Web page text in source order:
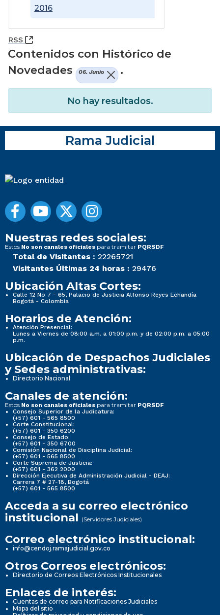
2016
RSS (Abre una nueva ventana)
Contenidos con Histórico de
Novedades
06. Junio .
No hay resultados.
Rama Judicial
Nuestras redes sociales:
Estos No son canales oficiales para tramitar PQRSDF
Total de Visitantes : 22265721
Visitantes Últimas 24 horas : 29476
Ubicación Altas Cortes:
Calle 12 No 7 - 65, Palacio de Justicia Alfonso Reyes Echandía
Bogotá - Colombia
Horarios de Atención:
Atención Presencial:
Lunes a Viernes de 08:00 a.m. a 01:00 p.m. y de 02:00 p.m. a 05:00
p.m.
Ubicación de Despachos Judiciales
y Sedes administrativas:
Directorio Nacional
Canales de atención:
Estos No son canales oficiales para tramitar PQRSDF
Consejo Superior de la Judicatura:
(+57) 601 - 565 8500
Corte Constitucional:
(+57) 601 - 350 6200
Consejo de Estado:
(+57) 601 - 350 6700
Comisión Nacional de Disciplina Judicial:
(+57) 601 - 565 8500
Corte Suprema de Justicia:
(+57) 601 - 362 2000
Dirección Ejecutiva de Administración Judicial - DEAJ:
Carrera 7 # 27-18, Bogotá
(+57) 601 - 565 8500
Acceda a su correo electrónico
institucional (Servidores Judiciales)
Correo electrónico institucional:
info@cendoj.ramajudicial.gov.co
Otros Correos electrónicos:
Directorio de Correos Electrónicos Institucionales
Enlaces de interés:
Cuentas de correo para Notificaciones Judiciales
Mapa del sitio